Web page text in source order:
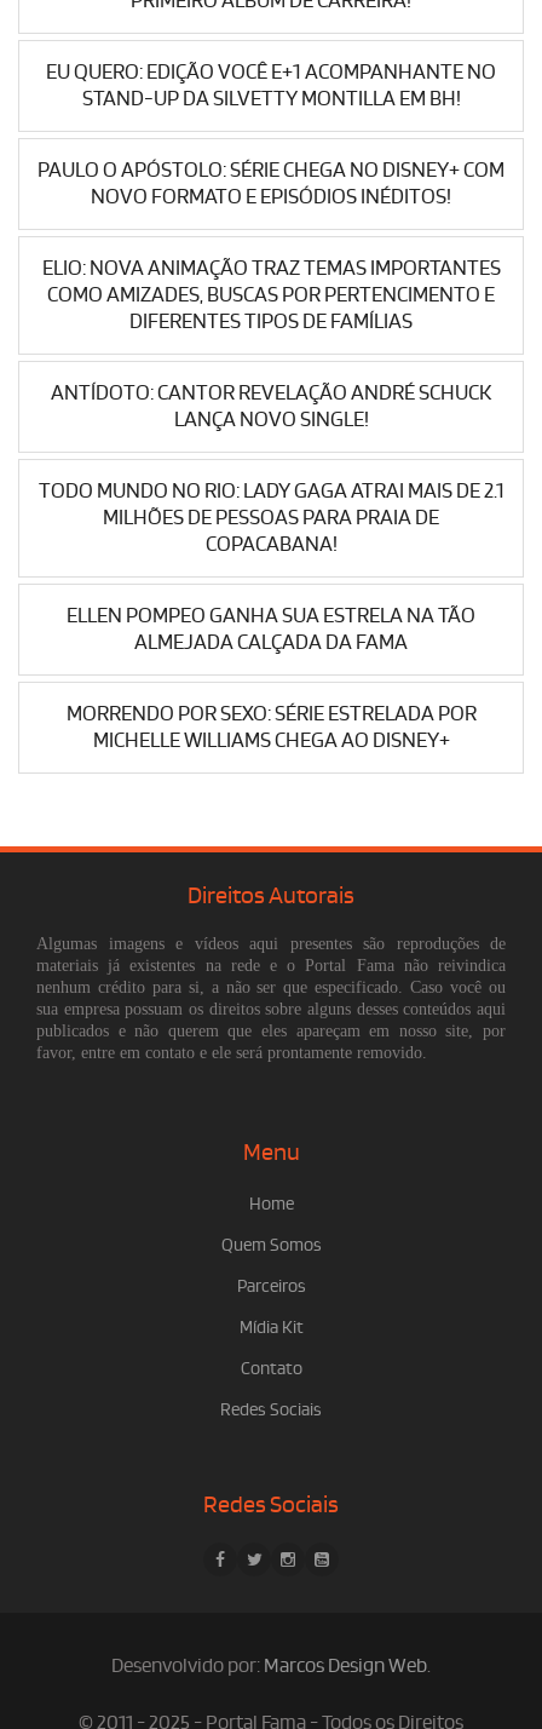
EU QUERO: EDIÇÃO VOCÊ E+1 ACOMPANHANTE NO
STAND-UP DA SILVETTY MONTILLA EM BH!
PAULO O APÓSTOLO: SÉRIE CHEGA NO DISNEY+ COM
NOVO FORMATO E EPISÓDIOS INÉDITOS!
ELIO: NOVA ANIMAÇÃO TRAZ TEMAS IMPORTANTES
COMO AMIZADES, BUSCAS POR PERTENCIMENTO E
DIFERENTES TIPOS DE FAMÍLIAS
ANTÍDOTO: CANTOR REVELAÇÃO ANDRÉ SCHUCK
LANÇA NOVO SINGLE!
TODO MUNDO NO RIO: LADY GAGA ATRAI MAIS DE 2.1
MILHÕES DE PESSOAS PARA PRAIA DE
COPACABANA!
ELLEN POMPEO GANHA SUA ESTRELA NA TÃO
ALMEJADA CALÇADA DA FAMA
MORRENDO POR SEXO: SÉRIE ESTRELADA POR
MICHELLE WILLIAMS CHEGA AO DISNEY+
Direitos Autorais
Algumas imagens e vídeos aqui presentes são reproduções de
materiais já existentes na rede e o Portal Fama não reivindica
nenhum crédito para si, a não ser que especificado. Caso você ou
sua empresa possuam os direitos sobre alguns desses conteúdos aqui
publicados e não querem que eles apareçam em nosso site, por
favor, entre em contato e ele será prontamente removido.
Menu
Home
Quem Somos
Parceiros
Mídia Kit
Contato
Redes Sociais
Redes Sociais
Desenvolvido por: Marcos Design Web.
© 2011 - 2025 - Portal Fama - Todos os Direitos